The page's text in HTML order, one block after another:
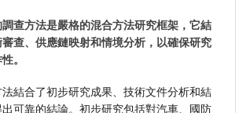
查方法是嚴格的混合方法研究框架，它結
查、供應鏈映射和情境分析，以確保研究
。
結合了初步研究成果、技術文件分析和結
可靠的結論。初步研究包括對汽車、國防